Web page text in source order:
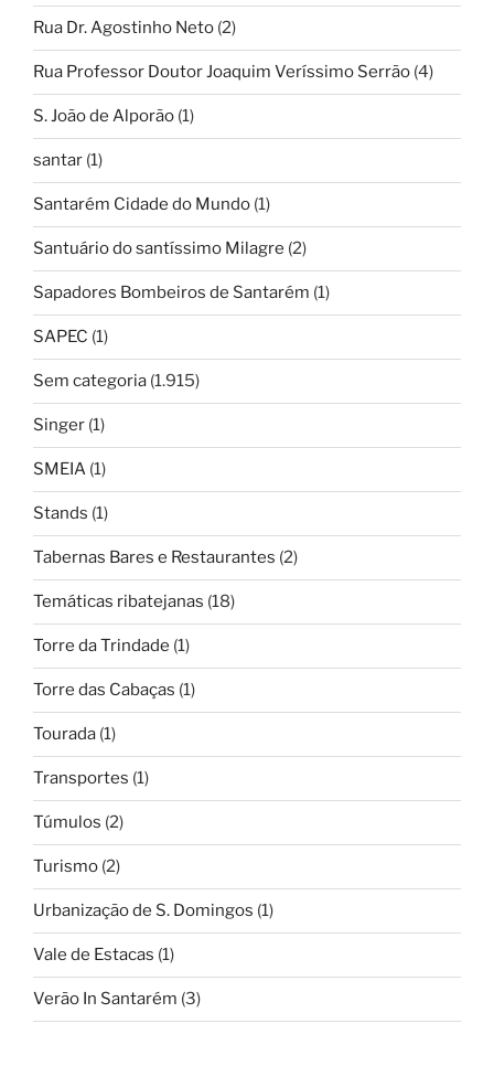
Rua Dr. Agostinho Neto (2)
Rua Professor Doutor Joaquim Veríssimo Serrão (4)
S. João de Alporão (1)
santar (1)
Santarém Cidade do Mundo (1)
Santuário do santíssimo Milagre (2)
Sapadores Bombeiros de Santarém (1)
SAPEC (1)
Sem categoria (1.915)
Singer (1)
SMEIA (1)
Stands (1)
Tabernas Bares e Restaurantes (2)
Temáticas ribatejanas (18)
Torre da Trindade (1)
Torre das Cabaças (1)
Tourada (1)
Transportes (1)
Túmulos (2)
Turismo (2)
Urbanização de S. Domingos (1)
Vale de Estacas (1)
Verão In Santarém (3)